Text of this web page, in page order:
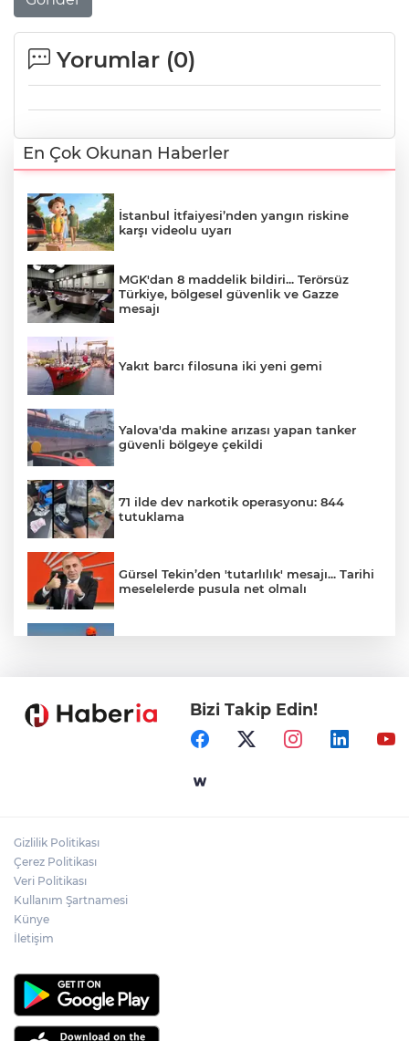
Yorumlar (0)
En Çok Okunan Haberler
İstanbul İtfaiyesi’nden yangın riskine
karşı videolu uyarı
MGK'dan 8 maddelik bildiri... Terörsüz
Türkiye, bölgesel güvenlik ve Gazze
mesajı
Yakıt barcı filosuna iki yeni gemi
Yalova'da makine arızası yapan tanker
güvenli bölgeye çekildi
71 ilde dev narkotik operasyonu: 844
tutuklama
Gürsel Tekin’den 'tutarlılık' mesajı... Tarihi
meselelerde pusula net olmalı
Samsun’da Alaçam'a yeni yaşam alanı
Yapay zekada onlarca uygulamanın
Bizi Takip Edin!
Gizlilik Politikası
Çerez Politikası
Veri Politikası
Kullanım Şartnamesi
Künye
İletişim